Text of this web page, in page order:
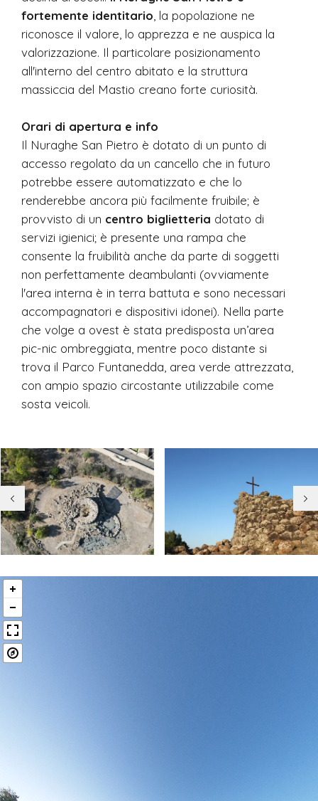
fortemente identitario , la popolazione ne
riconosce il valore, lo apprezza e ne auspica la
valorizzazione. Il particolare posizionamento
all'interno del centro abitato e la struttura
massiccia del Mastio creano forte curiosità.
Orari di apertura e info
Il Nuraghe San Pietro è dotato di un punto di
accesso regolato da un cancello che in futuro
potrebbe essere automatizzato e che lo
renderebbe ancora più facilmente fruibile; è
provvisto di un centro biglietteria dotato di
servizi igienici; è presente una rampa che
consente la fruibilità anche da parte di soggetti
non perfettamente deambulanti (ovviamente
l'area interna è in terra battuta e sono necessari
accompagnatori e dispositivi idonei). Nella parte
che volge a ovest è stata predisposta un’area
pic-nic ombreggiata, mentre poco distante si
trova il Parco Funtanedda, area verde attrezzata,
con ampio spazio circostante utilizzabile come
sosta veicoli.